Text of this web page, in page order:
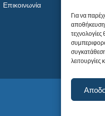
Για να
αποθήκευση
λειτουργίες
Επικοινωνία